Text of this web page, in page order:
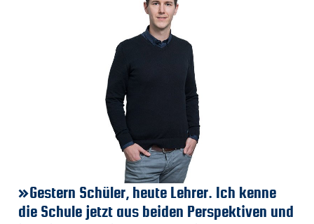
heute Lehrer. Ich kenne
beiden Perspektiven und
»Durch die
an der BSO wurde